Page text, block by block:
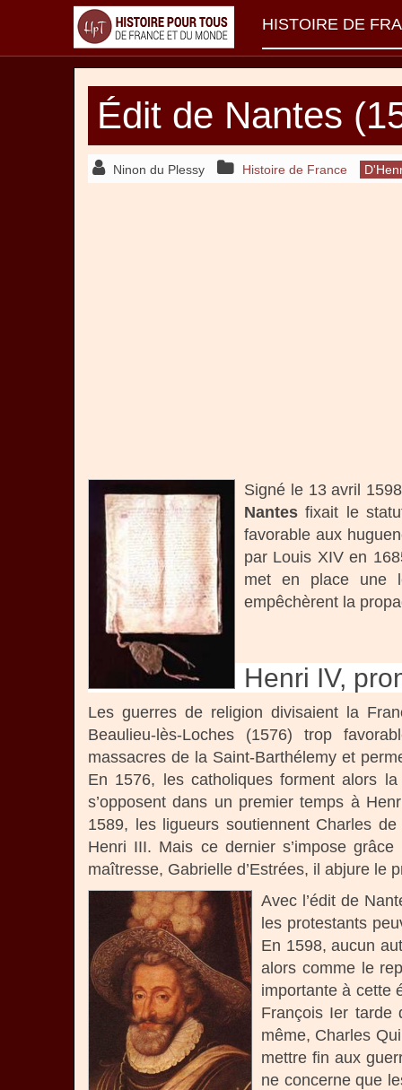
HISTOIRE DE
Édit de Nantes
Ninon du Plessy Histoire de France
Signé le 13 avril
Nantes fixait le
favorable aux
par Louis XIV en
met en place une
empêchèrent la
Henri IV,
Les guerres de religion divisaient la
Beaulieu-lès-Loches (1576) trop
massacres de la Saint-Barthélemy et
En 1576, les catholiques forment alors
s’opposent dans un premier temps à
1589, les ligueurs soutiennent Charles
Henri III. Mais ce dernier s’impose
maîtresse, Gabrielle d’Estrées, il abjure le
Avec l’édit de
les protestants
En 1598, aucun
alors comme le
importante à cette
François Ier tarde
même, Charles
mettre fin aux
ne concerne que